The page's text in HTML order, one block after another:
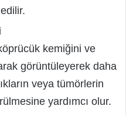
kemiğini ve
görüntüleyerek daha
veya tümörlerin
yardımcı olur.